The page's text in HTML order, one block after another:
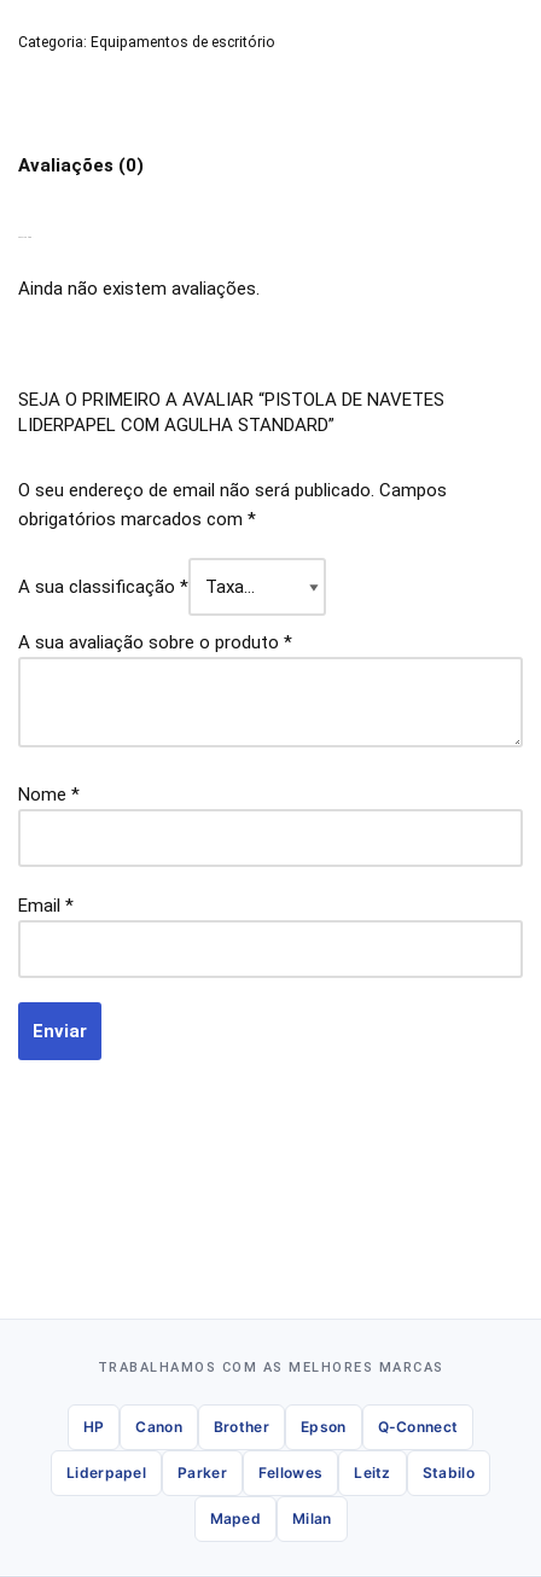
Categoria: Equipamentos de escritório
Avaliações (0)
Ainda não existem avaliações.
SEJA O PRIMEIRO A AVALIAR “PISTOLA DE NAVETES
LIDERPAPEL COM AGULHA STANDARD”
O seu endereço de email não será publicado. Campos
obrigatórios marcados com *
A sua classificação *
A sua avaliação sobre o produto *
Nome *
Email *
TRABALHAMOS COM AS MELHORES MARCAS
HP Canon Brother Epson Q-Connect
Liderpapel Parker Fellowes Leitz Stabilo
Maped Milan